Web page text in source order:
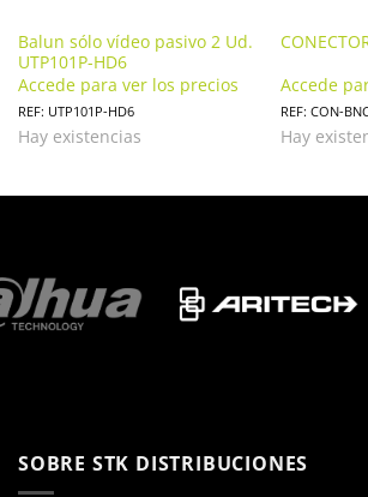
Balun sólo vídeo pasivo 2 Ud.
UTP101P-HD6
Accede para ver los precios
REF: UTP101P-HD6
Hay existencias
Accede
REF: CON-
Hay
SOBRE STK DISTRIBUCIONES